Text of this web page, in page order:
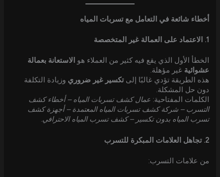
أخطاء شائعة في التعامل مع تسربات المياه
1. الاعتماد على العمالة غير المتخصصة
الخطأ الأول الذي يقع فيه كثير من العملاء هو الاستعانة بعمالة
عشوائية غير مؤهلة.
هذه الطريقة تؤدي غالبًا إلىتكسير غير ضروري وزيادة التكلفة
دون حل المشكلة.
الكلمات المفتاحية: عمال كشف تسربات المياه – أخطاء كشف
التسرب – شركة كشف تسربات المياه المعتمدة – أجهزة كشف
تسرب المياه بدون تكسير – كشف تسرب المياه الاحترافي.
2. تجاهل العلامات المبكرة للتسرب
من علامات التسرب: